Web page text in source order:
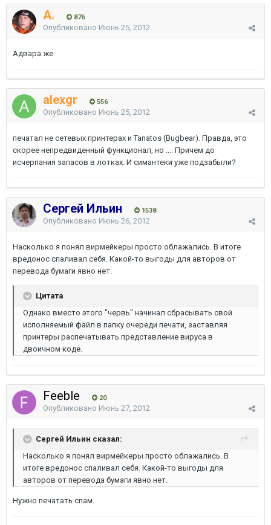
A. 876
Опубликовано Июнь 25, 2012
Адвара же
alexgr 556
Опубликовано Июнь 25, 2012
печатал не сетевых принтерах и Tanatos (Bugbear). Правда, это
скорее непредвиденный функционал, но .... Причем до
исчерпания запасов в лотках. И симантеки уже подзабыли?
Сергей Ильин 1538
Опубликовано Июнь 26, 2012
Насколько я понял вирмейкеры просто облажались. В итоге
вредонос спаливал себя. Какой-то выгоды для авторов от
перевода бумаги явно нет.
Цитата
Однако вместо этого "червь" начинал сбрасывать свой
исполняемый файл в папку очереди печати, заставляя
принтеры распечатывать представление вируса в
двоичном коде.
Feeble 20
Опубликовано Июнь 27, 2012
Сергей Ильин сказал:
Насколько я понял вирмейкеры просто облажались. В
итоге вредонос спаливал себя. Какой-то выгоды для
авторов от перевода бумаги явно нет.
Нужно печатать спам.